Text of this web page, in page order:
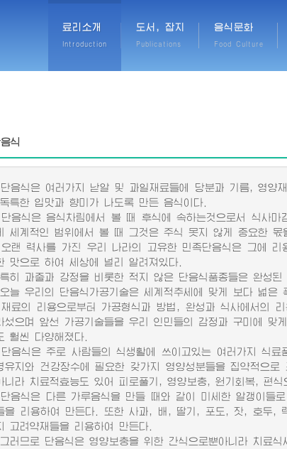
료리소개
Introduction
도서, 잡지
Publications
음식문화
Food Culture
식
식은 여러가지 낟알 및 과일재료들에 당분과 기름, 영양
특한 입맛과 향미가 나도록 만든 음식이다.
식은 음식차림에서 볼 때 후식에 속하는것으로서 식사마
세계적인 범위에서 볼 때 그것은 주식 못지 않게 중요한 몫
력사를 가진 우리 나라의 고유한 민족단음식은 그에 리
맛으로 하여 세상에 널리 알려져있다.
과줄과 강정을 비롯한 적지 않은 단음식품종들은 완성된
우리의 단음식가공기술은 세계적추세에 맞게 보다 넓은
의 리용으로부터 가공형식과 방법, 완성과 식사에서의 리
섰으며 앞선 가공기술들을 우리 인민들의 감정과 구미에
훨씬 다양해졌다.
식은 주로 사람들의 식생활에 쓰이고있는 여러가지 식료
유지와 건강장수에 필요한 갖가지 영양성분들을 집약적으
니라 치료적효능도 있어 피로풀기, 영양보충, 원기회복, 편
식은 다른 가루음식을 만들 때와 같이 미세한 알갱이들
을 리용하여 만든다. 또한 사과, 배, 딸기, 포도, 잣, 호두,
고려약재들을 리용하여 만든다.
므로 단음식은 영양보충을 위한 간식으로뿐아니라 치료식